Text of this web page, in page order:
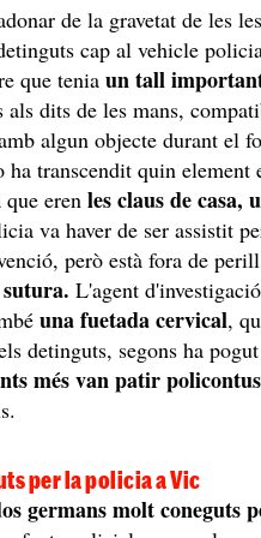
de la gravetat de les
cap al vehicle
que tenia un tall
dits de les mans,
algun objecte durant el
ha transcendit quin element
que erenles claus de casa,
va haver de ser assistit
però està fora de
sutura.L'agent
una fuetada cervical,
detinguts, segons ha
més van patir
per la policia a Vic
germans molt coneguts